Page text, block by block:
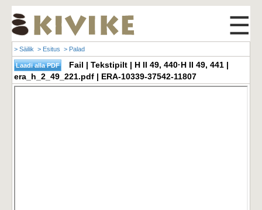
☰
> Säilik > Esitus > Palad
Fail | Tekstipilt | H II 49, 440·H II 49, 441 |
era_h_2_49_221.pdf | ERA-10339-37542-11807